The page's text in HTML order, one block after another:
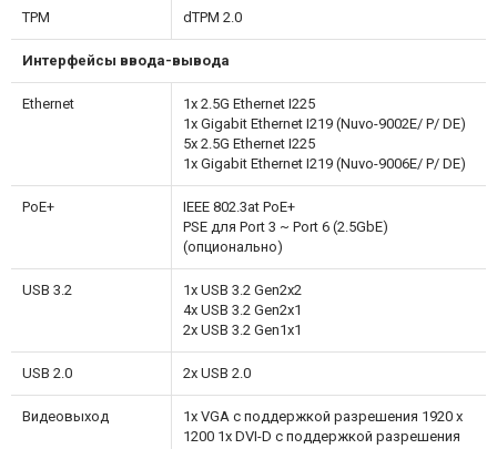
ТРМ dTPM 2.0
Интерфейсы ввода-вывода
Ethernet
1x 2.5G Ethernet I225
1x Gigabit Ethernet I219 (Nuvo-9002E/ P/ DE)
5x 2.5G Ethernet I225
1x Gigabit Ethernet I219 (Nuvo-9006E/ P/ DE)
PoE+
IEEE 802.3at PoE+
PSE для Port 3 ~ Port 6 (2.5GbE)
(опционально)
USB 3.2
1x USB 3.2 Gen2x2
4x USB 3.2 Gen2x1
2x USB 3.2 Gen1x1
USB 2.0 2x USB 2.0
Видеовыход
1x VGA с поддержкой разрешения 1920 x
1200 1x DVI-D с поддержкой разрешения